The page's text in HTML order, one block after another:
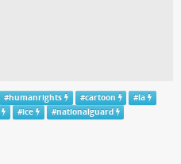
#humanrights #cartoon #la
#ice #nationalguard